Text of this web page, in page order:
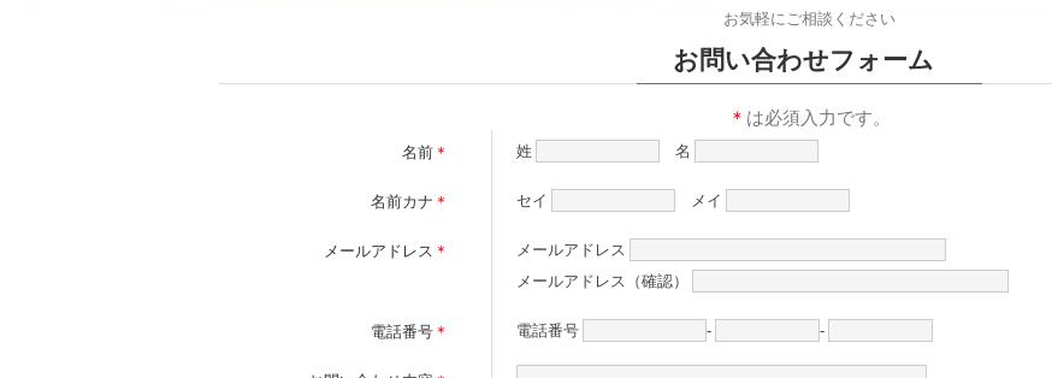
お気軽にご相談ください
お問い合わせフォーム
＊ は必須入力です。
名前 ＊ 姓 名
名前カナ ＊ セイ メイ
メールアドレス ＊
メールアドレス
メールアドレス（確認）
電話番号 ＊ 電話番号 - -